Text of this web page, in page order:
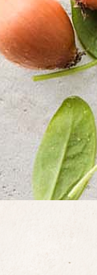
Suchen